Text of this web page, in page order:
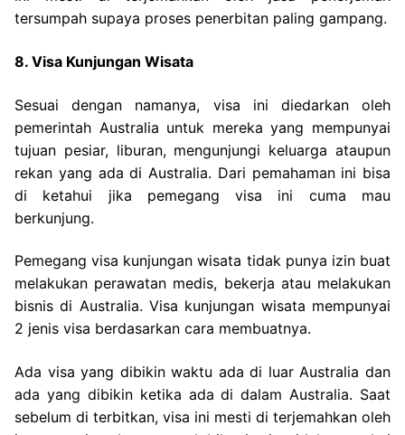
tersumpah supaya proses penerbitan paling gampang.
8. Visa Kunjungan Wisata
Sesuai dengan namanya, visa ini diedarkan oleh
pemerintah Australia untuk mereka yang mempunyai
tujuan pesiar, liburan, mengunjungi keluarga ataupun
rekan yang ada di Australia. Dari pemahaman ini bisa
di ketahui jika pemegang visa ini cuma mau
berkunjung.
Pemegang visa kunjungan wisata tidak punya izin buat
melakukan perawatan medis, bekerja atau melakukan
bisnis di Australia. Visa kunjungan wisata mempunyai
2 jenis visa berdasarkan cara membuatnya.
Ada visa yang dibikin waktu ada di luar Australia dan
ada yang dibikin ketika ada di dalam Australia. Saat
sebelum di terbitkan, visa ini mesti di terjemahkan oleh